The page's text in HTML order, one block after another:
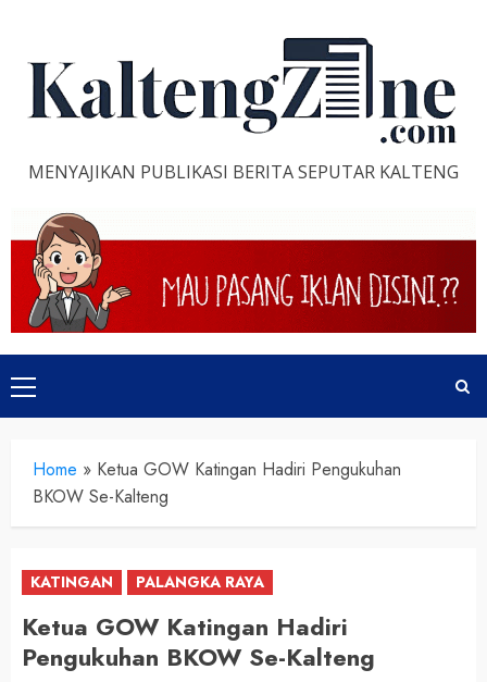
content
MENYAJIKAN PUBLIKASI BERITA SEPUTAR KALTENG
Primary
Menu
Home » Ketua GOW Katingan Hadiri Pengukuhan
BKOW Se-Kalteng
KATINGAN PALANGKA RAYA
Ketua GOW Katingan Hadiri
Pengukuhan BKOW Se-Kalteng